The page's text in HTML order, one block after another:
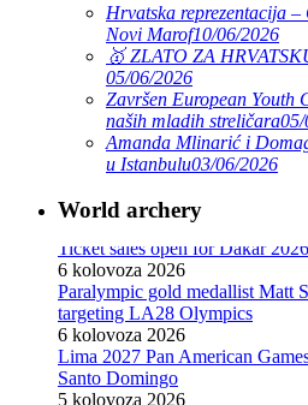
Hrvatska reprezentacija
Novi Marof10/06/2026
🥇 ZLATO ZA
05/06/2026
Završen European Youth
naših mladih streličara05/
Amanda Mlinarić i
u Istanbulu03/06/2026
World archery
6 kolovoza 2026
Paralympic gold medallist Matt
targeting LA28 Olympics
6 kolovoza 2026
Lima 2027 Pan American
Santo Domingo
5 kolovoza 2026